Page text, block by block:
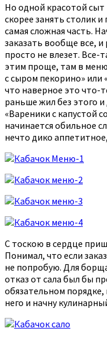
Но одной красотой
скорее занять столик
самая сложная часть.
заказать вообще все,
просто не влезет. Все-
этим проще, там в
с сыром пекорино» или
что наверное это что-
раньше жил без этого
«Вареники с капустой
начинается обильное
нечто дико
С тоскою в сердце
Понимал, что если
не попробую. Для
отказ от сала был бы
обязательном порядке,
него и начну